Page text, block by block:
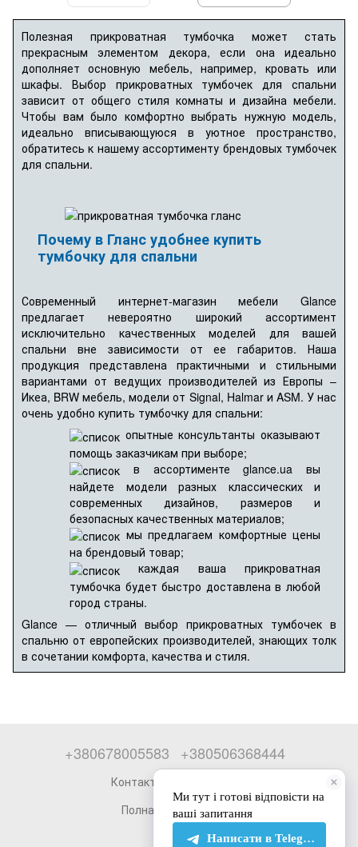
Полезная прикроватная тумбочка может стать
прекрасным элементом декора, если она идеально
дополняет основную мебель, например, кровать или
шкафы. Выбор прикроватных тумбочек для спальни
зависит от общего стиля комнаты и дизайна мебели.
Чтобы вам было комфортно выбрать нужную модель,
идеально вписывающуюся в уютное пространство,
обратитесь к нашему ассортименту брендовых тумбочек
для спальни.
Почему в Гланс удобнее купить
тумбочку для спальни
Современный интернет-магазин мебели Glance
предлагает невероятно широкий ассортимент
исключительно качественных моделей для вашей
спальни вне зависимости от ее габаритов. Наша
продукция представлена практичными и стильными
вариантами от ведущих производителей из Европы –
Икеа, BRW мебель, модели от Signal, Halmar и ASM. У нас
очень удобно купить тумбочку для спальни:
опытные консультанты оказывают
помощь заказчикам при выборе;
в ассортименте glance.ua вы
найдете модели разных классических и
современных дизайнов, размеров и
безопасных качественных материалов;
мы предлагаем комфортные цены
на брендовый товар;
каждая ваша прикроватная
тумбочка будет быстро доставлена в любой
город страны.
Glance — отличный выбор прикроватных тумбочек в
спальню от европейских производителей, знающих толк
в сочетании комфорта, качества и стиля.
+380678005583 +380506368444
Контактная информация
Полная версия сайта
© 2026